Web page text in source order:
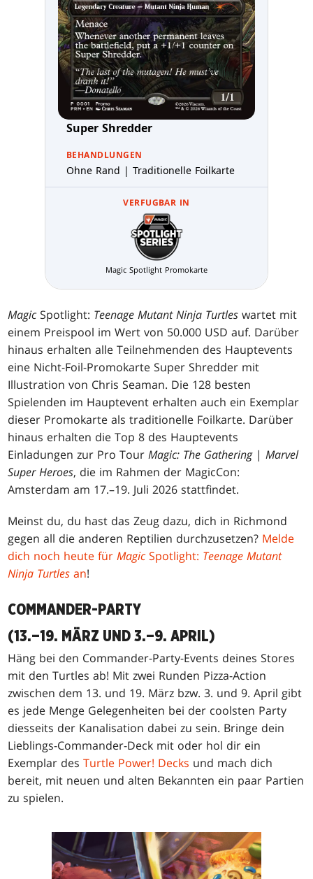
Super Shredder
BEHANDLUNGEN
Ohne Rand | Traditionelle Foilkarte
VERFUGBAR IN
Magic Spotlight Promokarte
Magic Spotlight: Teenage Mutant Ninja Turtles wartet mit
einem Preispool im Wert von 50.000 USD auf. Darüber
hinaus erhalten alle Teilnehmenden des Hauptevents
eine Nicht-Foil-Promokarte Super Shredder mit
Illustration von Chris Seaman. Die 128 besten
Spielenden im Hauptevent erhalten auch ein Exemplar
dieser Promokarte als traditionelle Foilkarte. Darüber
hinaus erhalten die Top 8 des Hauptevents
Einladungen zur Pro TourMagic: The Gathering|Marvel
Super Heroes, die im Rahmen der MagicCon:
Amsterdam am 17.–19. Juli 2026 stattfindet.
Meinst du, du hast das Zeug dazu, dich in Richmond
gegen all die anderen Reptilien durchzusetzen? Melde
dich noch heute fürMagicSpotlight: Teenage Mutant
Ninja Turtles an!
COMMANDER-PARTY
(13.–19. MÄRZ UND 3.–9. APRIL)
Häng bei den Commander-Party-Events deines Stores
mit den Turtles ab! Mit zwei Runden Pizza-Action
zwischen dem 13. und 19. März bzw. 3. und 9. April gibt
es jede Menge Gelegenheiten bei der coolsten Party
diesseits der Kanalisation dabei zu sein. Bringe dein
Lieblings-Commander-Deck mit oder hol dir ein
Exemplar desTurtle Power! Decks und mach dich
bereit, mit neuen und alten Bekannten ein paar Partien
zu spielen.